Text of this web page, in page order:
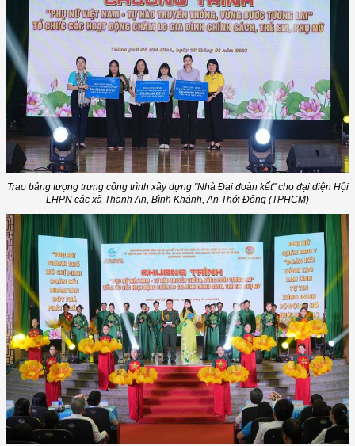
Trao bảng tượng trưng công trình xây dựng "Nhà Đại đoàn kết" cho đại diện Hội
LHPN các xã Thạnh An, Bình Khánh, An Thới Đông (TPHCM)